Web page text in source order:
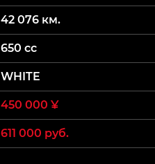
42 076 км.
650 cc
WHITE
450 000 ¥
611 000 руб.